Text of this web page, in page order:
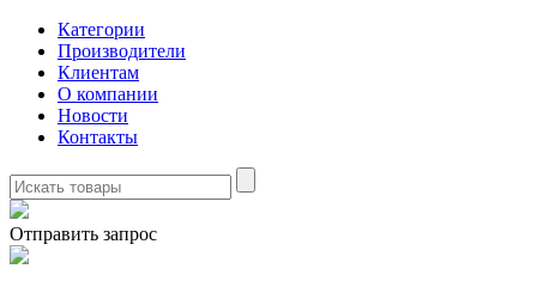
Категории
Производители
Клиентам
О компании
Новости
Контакты
Отправить запрос